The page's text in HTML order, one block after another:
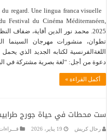
regard. Une lingua franca visuelle
Festival du Cinéma Méditerranéen,
2025. محمد نور الدين أفاية،
اللغةالفرنسية لكتابه الجديد الذي
دعوة من أجل: “لغة بصرية مشتركة في
أكمل القراءة »
ست محطات في حياة جورج
رحال كريش 19 يناير، 2026